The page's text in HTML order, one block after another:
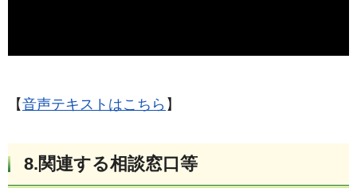
【音声テキストはこちら 】
8.関連する相談窓口等